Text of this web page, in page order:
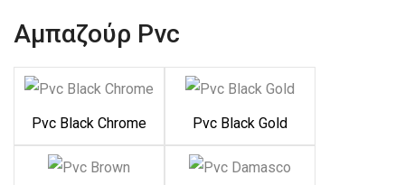
Αμπαζούρ Pvc
Pvc Black Chrome Pvc Black Gold